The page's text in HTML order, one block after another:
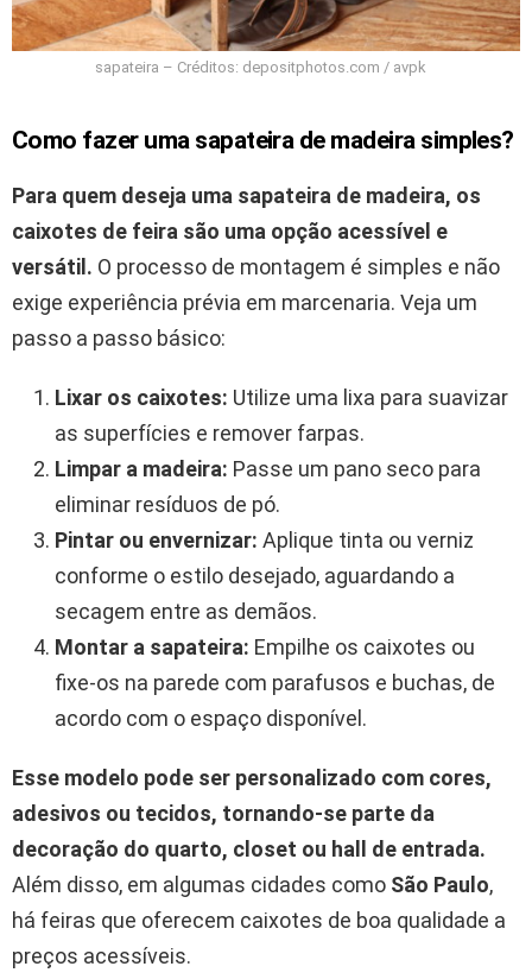
sapateira – Créditos: depositphotos.com / avpk
Como fazer uma sapateira de madeira simples?
Para quem deseja uma sapateira de madeira, os
caixotes de feira são uma opção acessível e
versátil. O processo de montagem é simples e não
exige experiência prévia em marcenaria. Veja um
passo a passo básico:
Lixar os caixotes: Utilize uma lixa para suavizar
as superfícies e remover farpas.
Limpar a madeira: Passe um pano seco para
eliminar resíduos de pó.
Pintar ou envernizar: Aplique tinta ou verniz
conforme o estilo desejado, aguardando a
secagem entre as demãos.
Montar a sapateira: Empilhe os caixotes ou
fixe-os na parede com parafusos e buchas, de
acordo com o espaço disponível.
Esse modelo pode ser personalizado com cores,
adesivos ou tecidos, tornando-se parte da
decoração do quarto, closet ou hall de entrada.
Além disso, em algumas cidades como São Paulo,
há feiras que oferecem caixotes de boa qualidade a
preços acessíveis.